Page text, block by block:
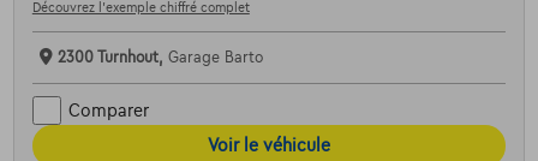
Découvrez l’exemple chiffré complet
2300 Turnhout, Garage Barto
Comparer
Voir le véhicule